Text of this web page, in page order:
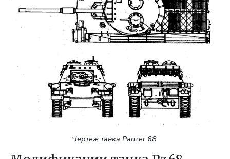
Чертеж танка Panzer 68